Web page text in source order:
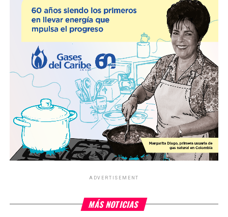
ADVERTISEMENT
MÁS NOTICIAS